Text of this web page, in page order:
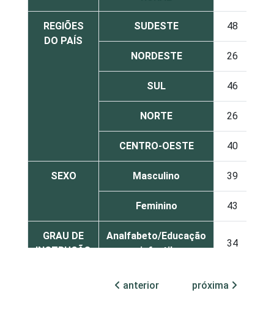
REGIÕES
DO PAÍS
SUDESTE 48
NORDESTE 26
SUL 46
NORTE 26
CENTRO-OESTE 40
SEXO Masculino 39
Feminino 43
GRAU DE
INSTRUÇÃO
Analfabeto/Educação
infantil
34
Fundamental 32
anterior próxima